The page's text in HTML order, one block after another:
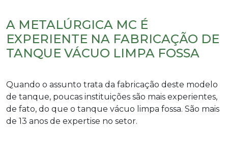
A METALÚRGICA MC É
EXPERIENTE NA FABRICAÇÃO DE
TANQUE VÁCUO LIMPA FOSSA
Quando o assunto trata da fabricação deste modelo
de tanque, poucas instituições são mais experientes,
de fato, do que o tanque vácuo limpa fossa. São mais
de 13 anos de expertise no setor.